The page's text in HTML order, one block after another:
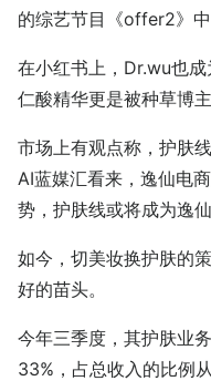
的综艺节目《offer2》中
在小红书上，Dr.wu也
仁酸精华更是被种草博主
市场上有观点称，护肤
AI蓝媒汇看来，逸仙电
势，护肤线或将成为逸
如今，切美妆换护肤的
好的苗头。
今年三季度，其护肤业
33%，占总收入的比例